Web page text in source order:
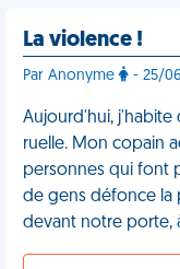
La violence !
Par Anonyme - 25/
Aujourd'hui, j'habite
ruelle. Mon copain
personnes qui font
de gens défonce la
devant notre porte,